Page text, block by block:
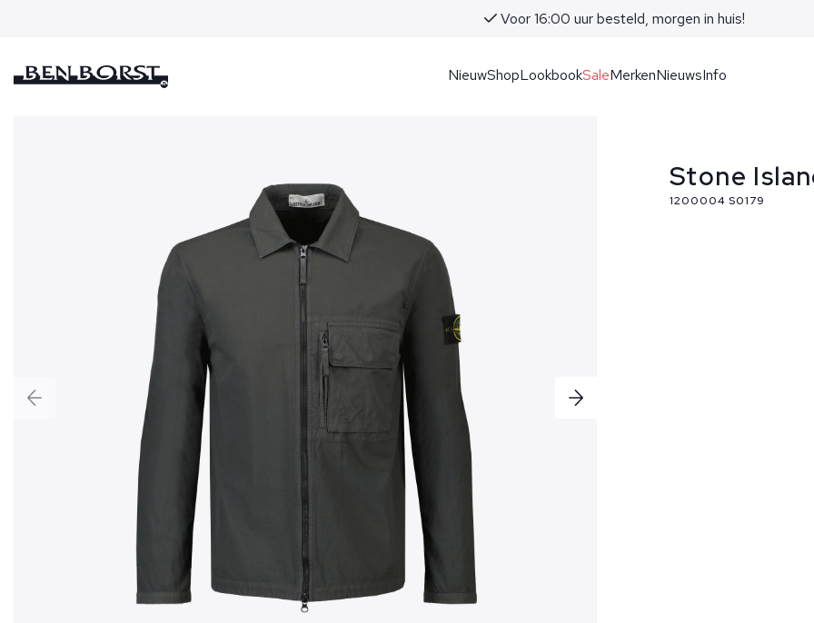
Voor 16:00 uur besteld, morgen in huis!
NieuwShopLookbookSaleMerkenNieuwsInfo
Stone
1200004 S0179